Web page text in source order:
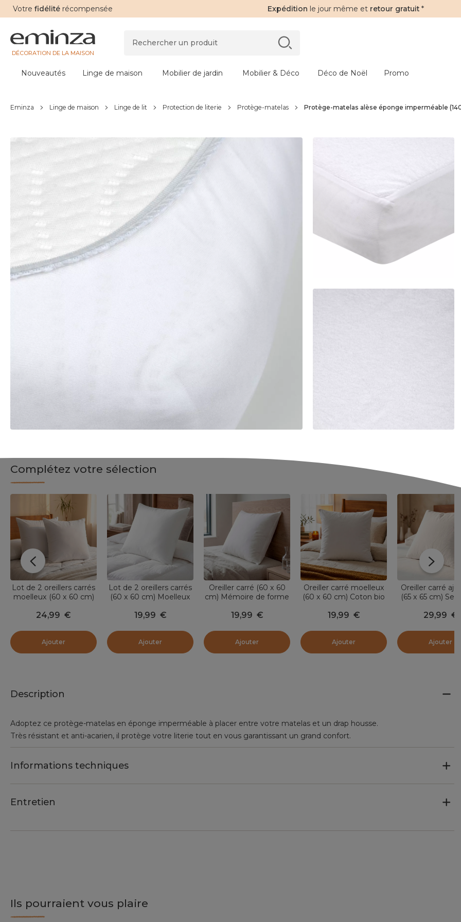
Votre fidélité récompensée Expédition le jour même et retour gratuit *
DÉCORATION DE LA MAISON
Nouveautés Linge de maison Mobilier de jardin Mobilier & Déco Déco de Noël Promo
Eminza Linge de maison Linge de lit Protection de literie Protège-matelas Protège-matelas alèse éponge imperméable
Complétez votre sélection
Lot de 2 oreillers carrés
moelleux (60 x 60 cm)
24,99 €
Ajouter
Lot de 2 oreillers carrés
(60 x 60 cm) Moelleux
19,99 €
Ajouter
Oreiller carré (60 x 60
cm) Mémoire de forme
19,99 €
Ajouter
Oreiller carré moelleux
(60 x 60 cm) Coton bio
19,99 €
Ajouter
Oreiller carré
(65 x 65 cm)
29,99 €
Ajouter
Description
Adoptez ce protège-matelas en éponge imperméable à placer entre votre matelas et un drap housse.
Très résistant et anti-acarien, il protège votre literie tout en vous garantissant un grand confort.
Informations techniques
Entretien
Ils pourraient vous plaire